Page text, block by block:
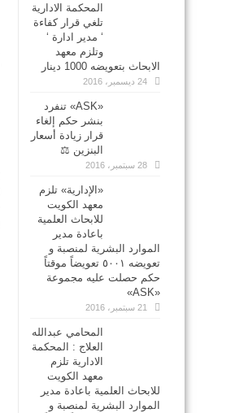
المحكمة الادارية
تلغي قرار كفاءة
‘ مدير ادارة ‘
وتلزم معهد
الابحاث بتعويضه 1000 دينار
24 ديسمبر، 2016
‏«ASK» تنفرد
بنشر حكم إلغاء
قرار زيادة أسعار
البنزين ⚖
28 سبتمبر، 2016
«الإدارية» تلزم
معهد الكويت
للابحاث العلمية
باعادة مدير
الموارد البشرية لمنصبة و
تعويضه ٥٠٠١ تعويضاً موقتاً
حكم حصلت عليه مجموعة
«ASK»
21 سبتمبر، 2016
المحامي عبدالله
العلاج : المحكمة
الادارية تلزم
معهد الكويت
للابحاث العلمية باعادة مدير
الموارد البشرية لمنصبة و